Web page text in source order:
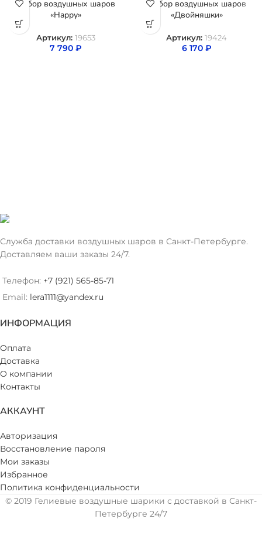
Набор воздушных шаров
«Happy»
Артикул: 19653
7 790 ₽
Набор воздушных шаров
«Двойняшки»
Артикул: 19424
6 170 ₽
Служба доставки воздушных шаров в Санкт-Петербурге.
Доставляем ваши заказы 24/7.
Телефон: +7 (921) 565-85-71
Email: lera1111@yandex.ru
ИНФОРМАЦИЯ
Оплата
Доставка
О компании
Контакты
АККАУНТ
Авторизация
Восстановление пароля
Мои заказы
Избранное
Политика конфиденциальности
© 2019 Гелиевые воздушные шарики с доставкой в Санкт-
Петербурге 24/7